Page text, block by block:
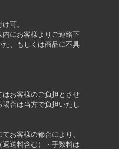
可。
にお客様よりご連絡下
、もしくは商品に不具
お客様のご負担とさせ
合は当方で負担いたし
お客様の都合により、
送料含む）・手数料は